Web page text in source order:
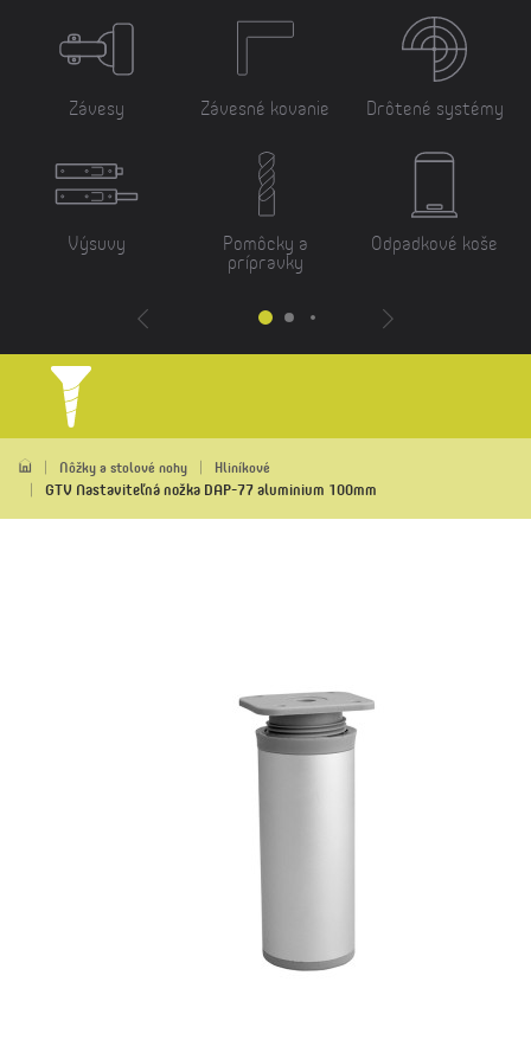
Závesy
Výsuvy
Závesné kovanie
Pomôcky a
prípravky
Drôtené systémy
Odpadkové koše
Nôžky a stolové nohy Hliníkové
GTV Nastaviteľná nožka DAP-77 aluminium 100mm